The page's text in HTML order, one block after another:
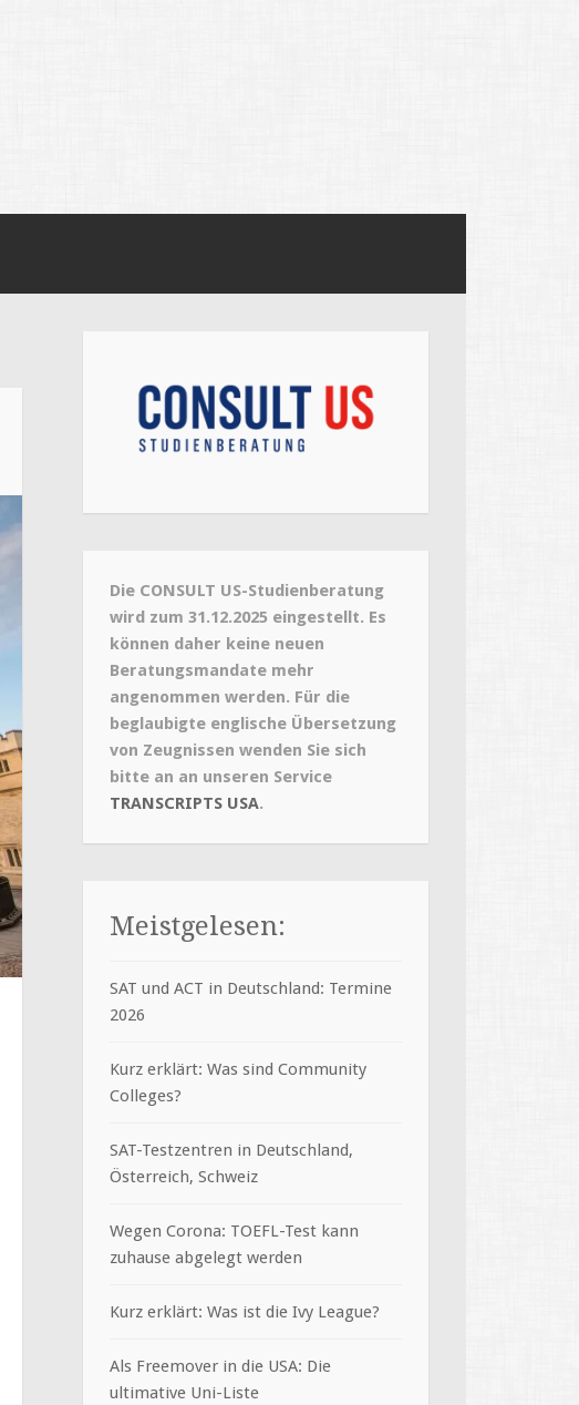
Die CONSULT US-Studienberatung
wird zum 31.12.2025 eingestellt. Es
können daher keine neuen
Beratungsmandate mehr
angenommen werden. Für die
beglaubigte englische Übersetzung
von Zeugnissen wenden Sie sich
bitte an an unseren Service
TRANSCRIPTS USA.
Meistgelesen:
SAT und ACT in Deutschland: Termine
2026
Kurz erklärt: Was sind Community
Colleges?
SAT-Testzentren in Deutschland,
Österreich, Schweiz
Wegen Corona: TOEFL-Test kann
zuhause abgelegt werden
Kurz erklärt: Was ist die Ivy League?
Als Freemover in die USA: Die
ultimative Uni-Liste